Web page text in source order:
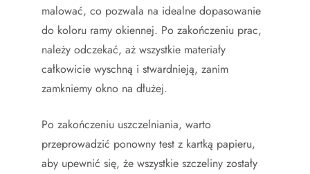
malować, co pozwala na idealne dopasowanie
do koloru ramy okiennej. Po zakończeniu prac,
należy odczekać, aż wszystkie materiały
całkowicie wyschną i stwardnieją, zanim
zamkniemy okno na dłużej.
Po zakończeniu uszczelniania, warto
przeprowadzić ponowny test z kartką papieru,
aby upewnić się, że wszystkie szczeliny zostały